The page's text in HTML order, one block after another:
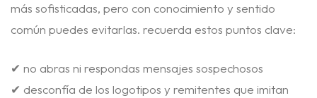
más sofisticadas, pero con conocimiento y sentido
común puedes evitarlas. recuerda estos puntos clave:
✔ no abras ni respondas mensajes sospechosos
✔ desconfía de los logotipos y remitentes que imitan